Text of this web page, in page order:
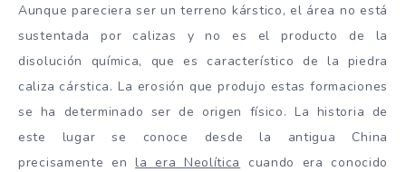
Aunque pareciera ser un terreno kárstico, el área no está
sustentada por calizas y no es el producto de la
disolución química, que es característico de la piedra
caliza cárstica. La erosión que produjo estas formaciones
se ha determinado ser de origen físico. La historia de
este lugar se conoce desde la antigua China
precisamente enla era Neolítica
cuando era conocido